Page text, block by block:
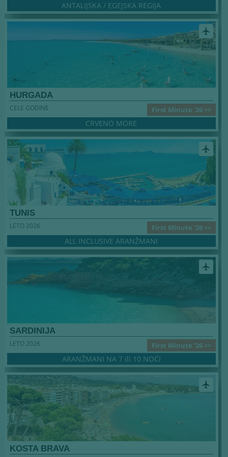
ANTALIJSKA / EGEJSKA REGIJA
airplanemode_active
HURGADA
First Minute '26 >>
CELE GODINE
CRVENO MORE
airplanemode_active
TUNIS
First Minute '26 >>
LETO 2026
ALL INCLUSIVE ARANŽMANI
airplanemode_active
SARDINIJA
First Minute '26 >>
LETO 2026
ARANŽMANI NA 7 ili 10 NOĆI
airplanemode_active
KOSTA BRAVA